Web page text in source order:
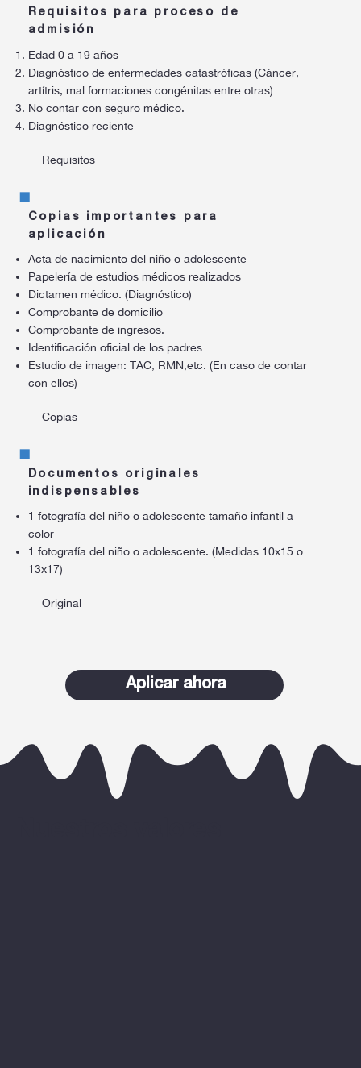
Requisitos para proceso de
admisión
Edad 0 a 19 años
Diagnóstico de enfermedades catastróficas (Cáncer,
artítris, mal formaciones congénitas entre otras)
No contar con seguro médico.
Diagnóstico reciente
Requisitos
Copias importantes para
aplicación
Acta de nacimiento del niño o adolescente
Papelería de estudios médicos realizados
Dictamen médico. (Diagnóstico)
Comprobante de domicilio
Comprobante de ingresos.
Identificación oficial de los padres
Estudio de imagen: TAC, RMN,etc. (En caso de contar
con ellos)
Copias
Documentos originales
indispensables
1 fotografía del niño o adolescente tamaño infantil a
color
1 fotografía del niño o adolescente. (Medidas 10x15 o
13x17)
Original
Aplicar ahora